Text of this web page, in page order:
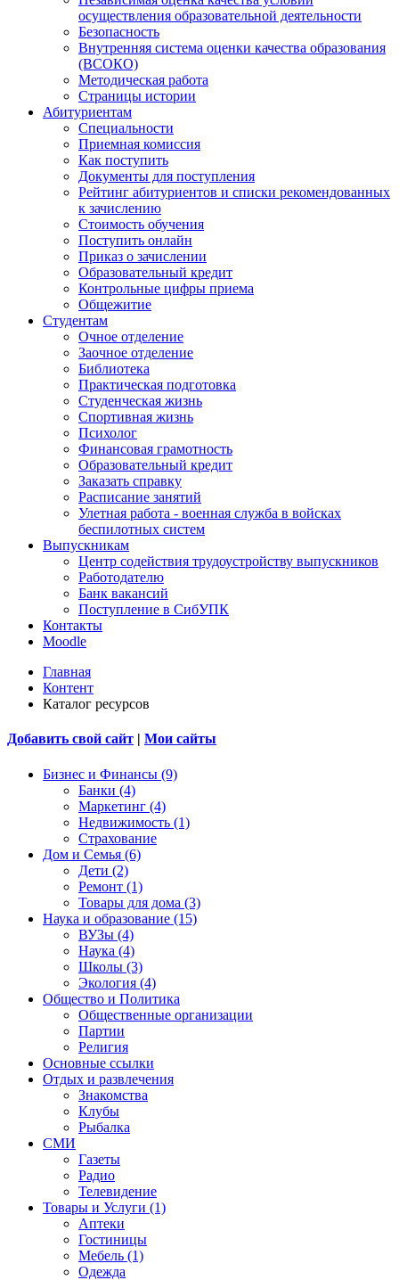
осуществления образовательной деятельности
Безопасность
Внутренняя система оценки качества образования
(ВСОКО)
Методическая работа
Страницы истории
Абитуриентам
Специальности
Приемная комиссия
Как поступить
Документы для поступления
Рейтинг абитуриентов и списки рекомендованных
к зачислению
Стоимость обучения
Поступить онлайн
Приказ о зачислении
Образовательный кредит
Контрольные цифры приема
Общежитие
Студентам
Очное отделение
Заочное отделение
Библиотека
Практическая подготовка
Студенческая жизнь
Спортивная жизнь
Психолог
Финансовая грамотность
Образовательный кредит
Заказать справку
Расписание занятий
Улетная работа - военная служба в войсках
беспилотных систем
Выпускникам
Центр содействия трудоустройству выпускников
Работодателю
Банк вакансий
Поступление в СибУПК
Контакты
Moodle
Главная
Контент
Каталог ресурсов
Добавить свой сайт | Мои сайты
Бизнес и Финансы (9)
Банки (4)
Маркетинг (4)
Недвижимость (1)
Страхование
Дом и Семья (6)
Дети (2)
Ремонт (1)
Товары для дома (3)
Наука и образование (15)
ВУЗы (4)
Наука (4)
Школы (3)
Экология (4)
Общество и Политика
Общественные организации
Партии
Религия
Основные ссылки
Отдых и развлечения
Знакомства
Клубы
Рыбалка
СМИ
Газеты
Радио
Телевидение
Товары и Услуги (1)
Аптеки
Гостиницы
Мебель (1)
Одежда